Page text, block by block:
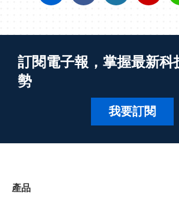
訂閱電子報，掌握最新科
勢
我要訂閱
產品